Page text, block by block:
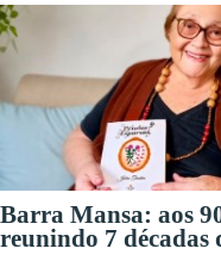
Barra Mansa: aos
reunindo 7 décadas